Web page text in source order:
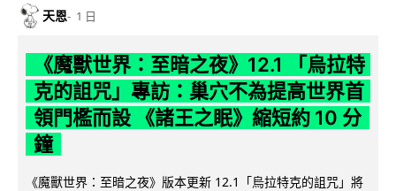
天恩 1 日
《魔獸世界：至暗之夜》12.1 「烏拉特
克的詛咒」專訪：巢穴不為提高世界首
領門檻而設 《諸王之眠》縮短約 10 分
鐘
《魔獸世界：至暗之夜》版本更新 12.1「烏拉特克的詛咒」將